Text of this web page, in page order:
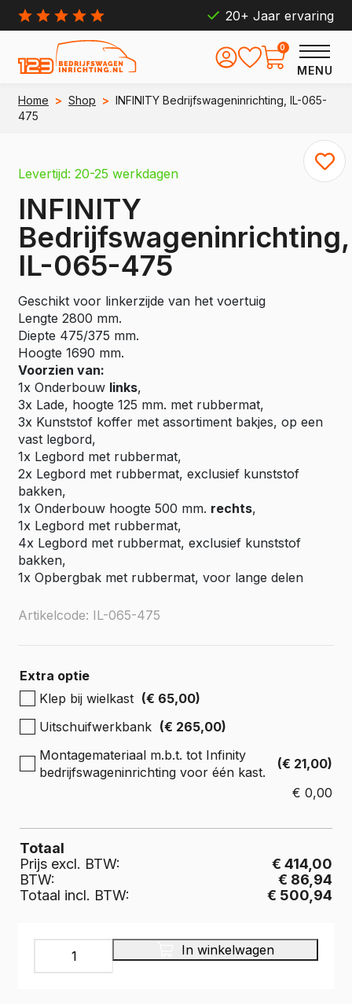
20+ Jaar ervaring
MENU
0
Home > Shop > INFINITY Bedrijfswageninrichting, IL-065-
475
Levertijd: 20-25 werkdagen
INFINITY
Bedrijfswageninrichting,
IL-065-475
Geschikt voor linkerzijde van het voertuig
Lengte 2800 mm.
Diepte 475/375 mm.
Hoogte 1690 mm.
Voorzien van:
1x Onderbouw links,
3x Lade, hoogte 125 mm. met rubbermat,
3x Kunststof koffer met assortiment bakjes, op een
vast legbord,
1x Legbord met rubbermat,
2x Legbord met rubbermat, exclusief kunststof
bakken,
1x Onderbouw hoogte 500 mm. rechts,
1x Legbord met rubbermat,
4x Legbord met rubbermat, exclusief kunststof
bakken,
1x Opbergbak met rubbermat, voor lange delen
Artikelcode: IL-065-475
Extra optie
Klep bij wielkast (€ 65,00)
Uitschuifwerkbank (€ 265,00)
Montagemateriaal m.b.t. tot Infinity
bedrijfswageninrichting voor één kast.
(€ 21,00)
€ 0,00
Totaal
Prijs excl. BTW:
€ 414,00
BTW:
€ 86,94
Totaal incl. BTW:
€ 500,94
INFINITY
Bedrijfswageninrichting,
In winkelwagen